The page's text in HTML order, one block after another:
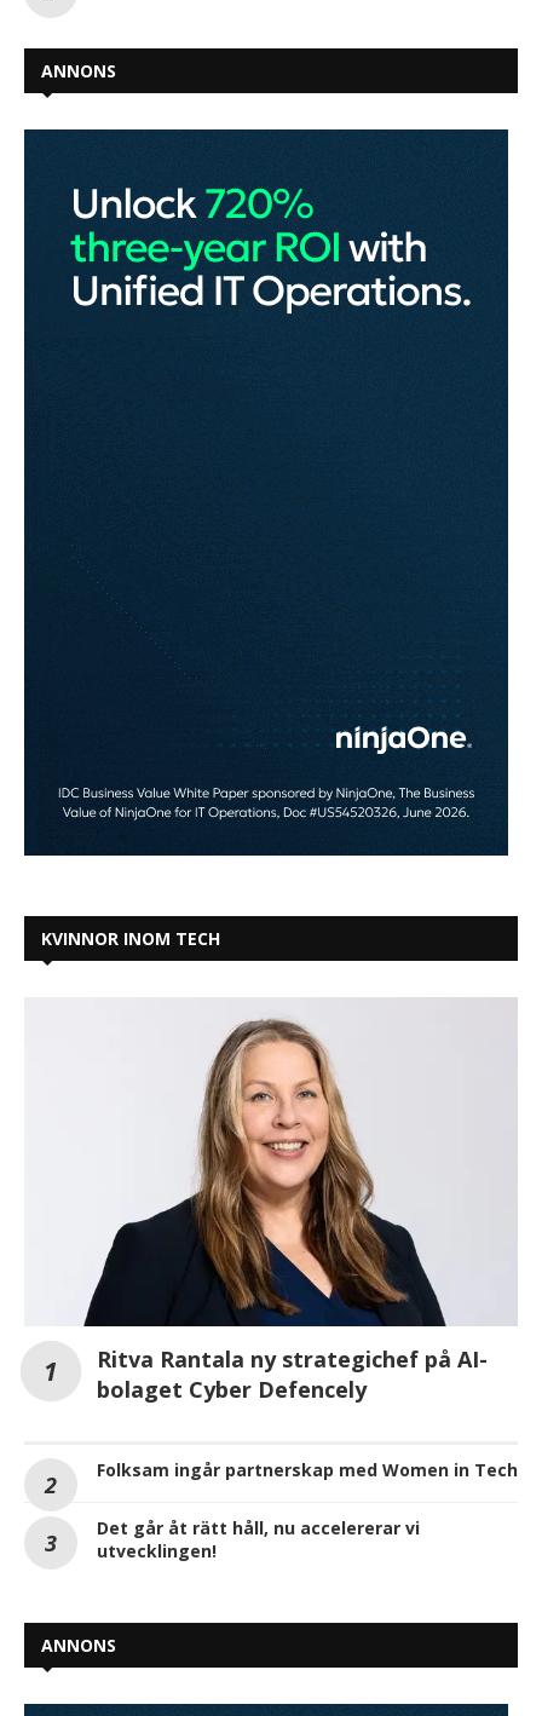
ANNONS
KVINNOR INOM TECH
Ritva Rantala ny strategichef på AI-
bolaget Cyber Defencely
Folksam ingår partnerskap med Women in Tech
Det går åt rätt håll, nu accelererar vi
utvecklingen!
ANNONS